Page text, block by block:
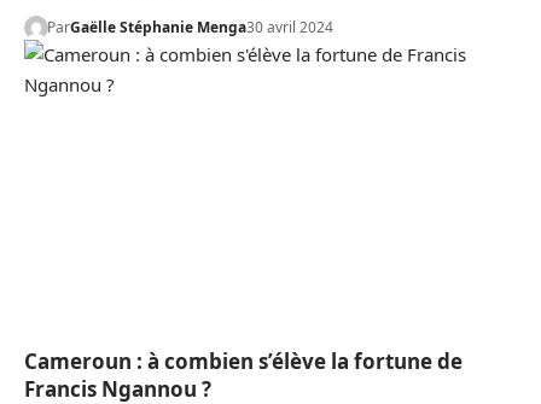
ParGaëlle Stéphanie Menga30 avril 2024
Cameroun : à combien s’élève la fortune de
Francis Ngannou ?